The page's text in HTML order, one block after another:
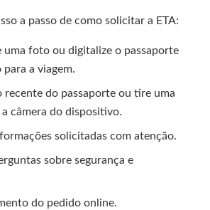
a passo de como solicitar a ETA:
uma foto ou digitalize o passaporte
para a viagem.
recente do passaporte ou tire uma
câmera do dispositivo.
solicitadas com atenção.
sobre segurança e
do pedido online.